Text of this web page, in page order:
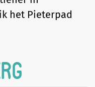
het Pieterpad